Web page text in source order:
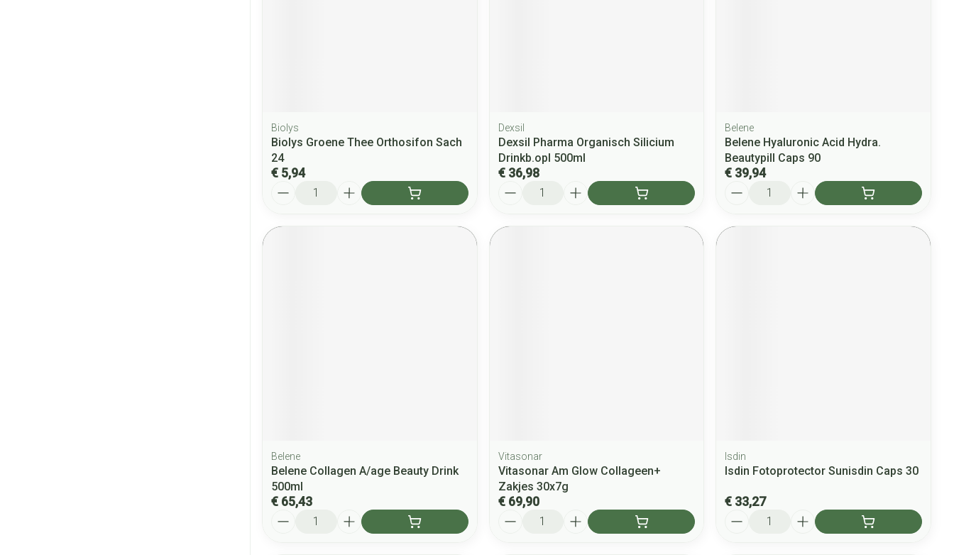
Biolys
Biolys Groene Thee Orthosifon Sach
24
€ 5,94
Dexsil
Dexsil Pharma Organisch Silicium
Drinkb.opl 500ml
€ 36,98
Belene
Belene Hyaluronic Acid Hydra.
Beautypill Caps 90
€ 39,94
Belene
Belene Collagen A/age Beauty Drink
500ml
€ 65,43
Vitasonar
Vitasonar Am Glow Collageen+
Zakjes 30x7g
€ 69,90
Isdin
Isdin Fotoprotector Sunisdin Caps 30
€ 33,27